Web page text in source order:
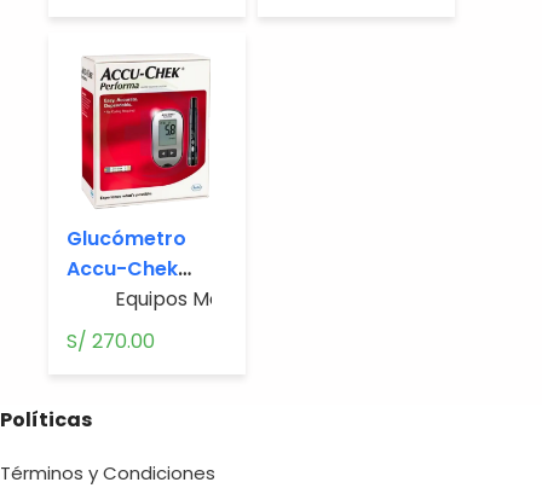
Glucómetro
Accu-Chek
Performa
Equipos Médicos
S/ 270.00
Políticas
Términos y Condiciones